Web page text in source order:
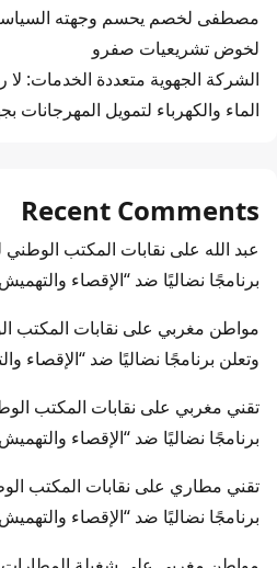
مصطفى لخصم يحسم وجهته
لخوض تشريعيات صفرو
الشركة الجهوية متعددة الخدمات: لا
الماء والكهرباء لتمويل
Recent Comments
عبد الله على نقابات المكتب
برنامجًا نضاليًا ضد “الإقصاء والتهميش
مواطن مغربي على نقابات المكتب
وتعلن برنامجًا نضاليًا ضد “الإقصاء
تقني مغربي على نقابات المكتب
برنامجًا نضاليًا ضد “الإقصاء والتهميش
تقني مطاري على نقابات المكتب
برنامجًا نضاليًا ضد “الإقصاء والتهميش